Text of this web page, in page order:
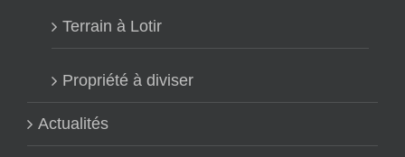
Terrain à Lotir
Propriété à diviser
Actualités